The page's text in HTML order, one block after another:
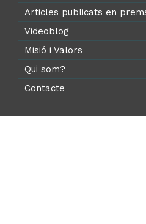
Articles publicats en
Videoblog
Misió i Valors
Qui som?
Contacte